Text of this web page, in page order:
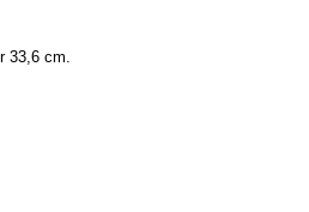
33,6 cm.